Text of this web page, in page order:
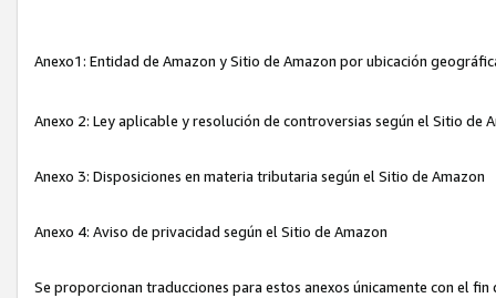
Anexo1: Entidad de Amazon y Sitio de Amazon por ubicación
Anexo 2: Ley aplicable y resolución de controversias según el Sitio de
Anexo 3: Disposiciones en materia tributaria según el Sitio de Amazon
Anexo 4: Aviso de privacidad según el Sitio de Amazon
Se proporcionan traducciones para estos anexos únicamente con el